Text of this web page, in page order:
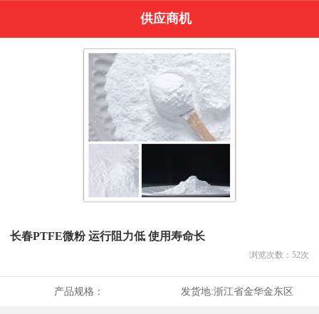
供应商机
长春PTFE微粉 运行阻力低 使用寿命长
浏览次数： 52次
产品规格： 发货地:浙江省金华金东区